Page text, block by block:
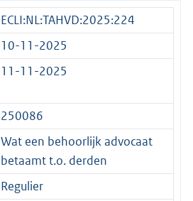
ECLI:NL:TAHVD:2025:224
10-11-2025
11-11-2025
250086
Wat een behoorlijk advocaat
betaamt t.o. derden
Regulier